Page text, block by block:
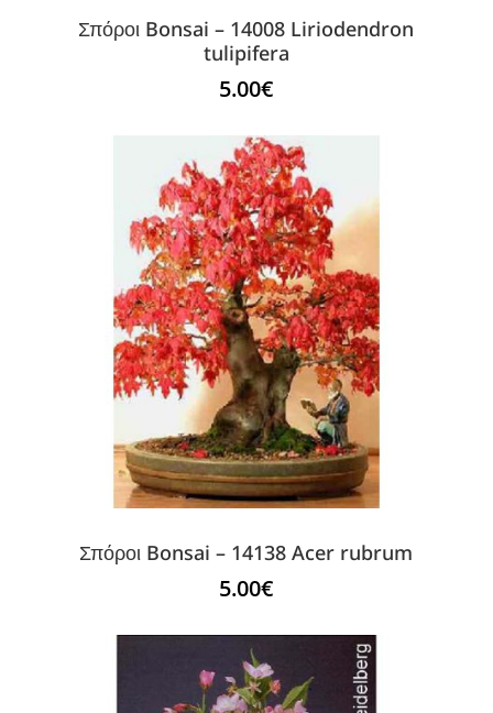
Σπόροι Bonsai – 14008 Liriodendron
tulipifera
5.00€
Σπόροι Bonsai – 14138 Acer rubrum
5.00€